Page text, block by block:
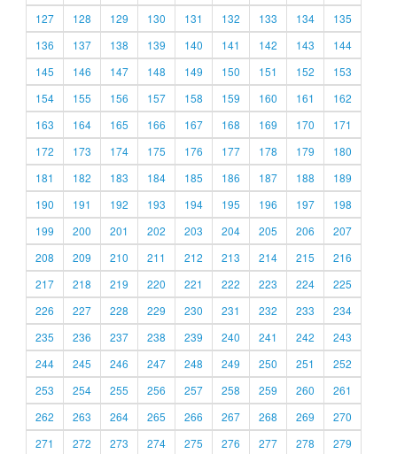
127
128 129 130 131 132 133 134
135
136
137 138 139 140 141 142 143
144
145
146 147 148 149 150 151 152
153
154
155 156 157 158 159 160 161
162
163
164 165 166 167 168 169 170
171
172
173 174 175 176 177 178 179
180
181
182 183 184 185 186 187 188
189
190
191 192 193 194 195 196 197
198
199
200 201 202 203 204 205 206
207
208
209 210 211 212 213 214 215
216
217
218 219 220 221 222 223 224
225
226
227 228 229 230 231 232 233
234
235
236 237 238 239 240 241 242
243
244
245 246 247 248 249 250 251
252
253
254 255 256 257 258 259 260
261
262
263 264 265 266 267 268 269
270
271
272 273 274 275 276 277 278 279